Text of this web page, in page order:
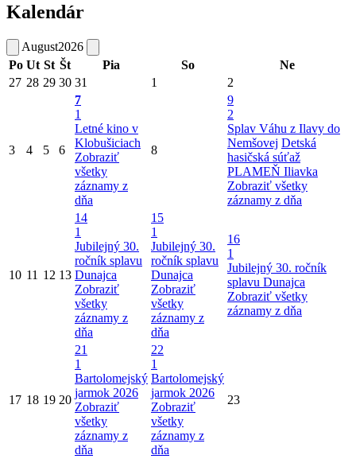
Kalendár
August2026
Po Ut St Št Pia So
Ne
27 28 29 30 31 1 2
3 4 5 6
7
1
Letné kino v
Klobušiciach
Zobraziť
všetky
záznamy z
dňa
8
9
2
Splav Váhu z Ilavy do
Nemšovej Detská
hasičská súťaž
PLAMEŇ Iliavka
Zobraziť všetky
záznamy z dňa
10 11 12 13
14
1
Jubilejný 30.
ročník splavu
Dunajca
Zobraziť
všetky
záznamy z
dňa
15
1
Jubilejný 30.
ročník splavu
Dunajca
Zobraziť
všetky
záznamy z
dňa
16
1
Jubilejný 30. ročník
splavu Dunajca
Zobraziť všetky
záznamy z dňa
17 18 19 20
21
1
Bartolomejský
jarmok 2026
Zobraziť
všetky
záznamy z
dňa
22
1
Bartolomejský
jarmok 2026
Zobraziť
všetky
záznamy z
dňa
23